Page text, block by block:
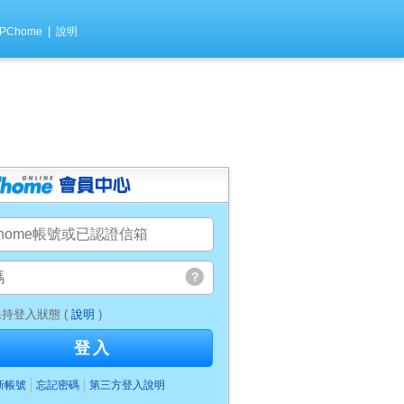
說明
登入狀態 ( 說明 )
登入
帳號 忘記密碼 第三方登入說明